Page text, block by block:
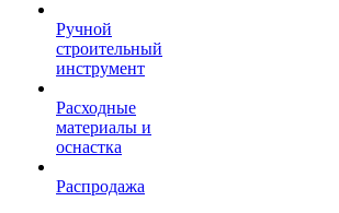
Ручной
строительный
инструмент
Расходные
материалы и
оснастка
Распродажа